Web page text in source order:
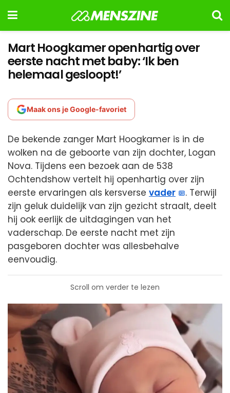
Mart Hoogkamer openhartig over
eerste nacht met baby: ‘Ik ben
helemaal gesloopt!’
Maak ons je Google-favoriet
De bekende zanger Mart Hoogkamer is in de
wolken na de geboorte van zijn dochter, Logan
Nova. Tijdens een bezoek aan de 538
Ochtendshow vertelt hij openhartig over zijn
eerste ervaringen als kersverse vader
. Terwijl
zijn geluk duidelijk van zijn gezicht straalt, deelt
hij ook eerlijk de uitdagingen van het
vaderschap. De eerste nacht met zijn
pasgeboren dochter was allesbehalve
eenvoudig.
Scroll om verder te lezen